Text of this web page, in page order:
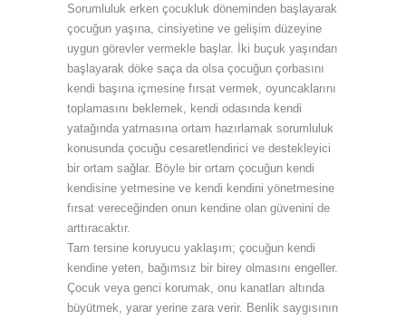
Sorumluluk erken çocukluk döneminden başlayarak
çocuğun yaşına, cinsiyetine ve gelişim düzeyine
uygun görevler vermekle başlar. İki buçuk yaşından
başlayarak döke saça da olsa çocuğun çorbasını
kendi başına içmesine fırsat vermek, oyuncaklarını
toplamasını beklemek, kendi odasında kendi
yatağında yatmasına ortam hazırlamak sorumluluk
konusunda çocuğu cesaretlendirici ve destekleyici
bir ortam sağlar. Böyle bir ortam çocuğun kendi
kendisine yetmesine ve kendi kendini yönetmesine
fırsat vereceğinden onun kendine olan güvenini de
arttıracaktır.
Tam tersine koruyucu yaklaşım; çocuğun kendi
kendine yeten, bağımsız bir birey olmasını engeller.
Çocuk veya genci korumak, onu kanatları altında
büyütmek, yarar yerine zara verir. Benlik saygısının